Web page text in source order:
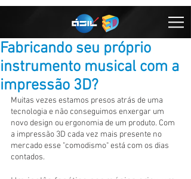
Fabricando seu próprio
instrumento musical com a
impressão 3D?
Muitas vezes estamos presos atrás de uma
tecnologia e não conseguimos enxergar um
novo design ou ergonomia de um produto. Com
a impressão 3D cada vez mais presente no
mercado esse "comodismo" está com os dias
contados.